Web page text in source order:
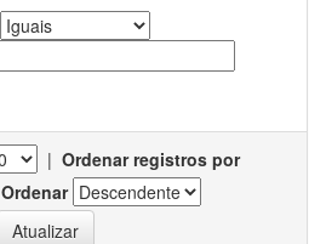
| Ordenar registros por
Ordenar